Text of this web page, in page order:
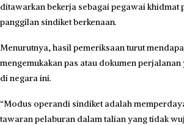
ditawarkan bekerja sebagai pegawai khidmat
panggilan sindiket berkenaan.
Menurutnya, hasil pemeriksaan turut
mengemukakan pas atau dokumen perjalanan
di negara ini.
“Modus operandi sindiket adalah
tawaran pelaburan dalam talian yang tidak